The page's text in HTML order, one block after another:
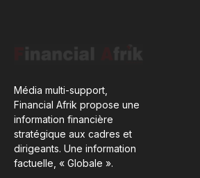
Média multi-support,
Financial Afrik propose une
information financière
stratégique aux cadres et
dirigeants. Une information
factuelle, « Globale ».